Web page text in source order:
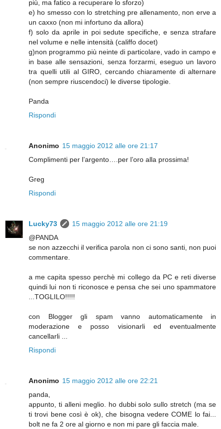
più, ma fatico a recuperare lo sforzo)
e) ho smesso con lo stretching pre allenamento, non erve a
un caxxo (non mi infortuno da allora)
f) solo da aprile in poi sedute specifiche, e senza strafare
nel volume e nelle intensità (califfo docet)
g)non programmo più neinte di particolare, vado in campo e
in base alle sensazioni, senza forzarmi, eseguo un lavoro
tra quelli utili al GIRO, cercando chiaramente di alternare
(non sempre riuscendoci) le diverse tipologie.
Panda
Rispondi
Anonimo 15 maggio 2012 alle ore 21:17
Complimenti per l’argento….per l’oro alla prossima!
Greg
Rispondi
Lucky73
15 maggio 2012 alle ore 21:19
@PANDA
se non azzecchi il verifica parola non ci sono santi, non puoi
commentare.
a me capita spesso perchè mi collego da PC e reti diverse
quindi lui non ti riconosce e pensa che sei uno spammatore
...TOGLILO!!!!!
con Blogger gli spam vanno automaticamente in
moderazione e posso visionarli ed eventualmente
cancellarli ...
Rispondi
Anonimo 15 maggio 2012 alle ore 22:21
panda,
appunto, ti alleni meglio. ho dubbi solo sullo stretch (ma se
ti trovi bene così è ok), che bisogna vedere COME lo fai...
bolt ne fa 2 ore al giorno e non mi pare gli faccia male.